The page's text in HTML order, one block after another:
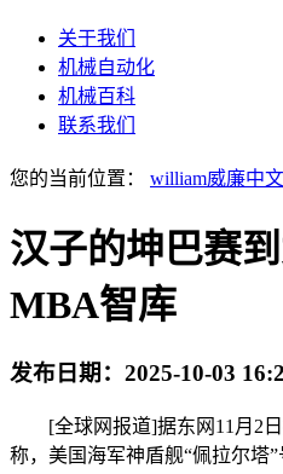
关于我们
机械自动化
机械百科
联系我们
您的当前位置： william威廉中
汉子的坤巴赛
MBA智库
发布日期： 2025-10-03
[全球网报道]据东网11月2日
称，美国海军神盾舰“佩拉尔塔